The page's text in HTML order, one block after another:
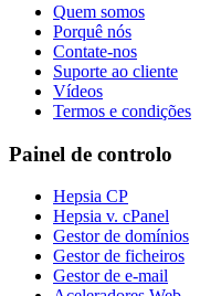
Quem somos
Porquê nós
Contate-nos
Suporte ao cliente
Vídeos
Termos e condições
Painel de controlo
Hepsia CP
Hepsia v. cPanel
Gestor de domínios
Gestor de ficheiros
Gestor de e-mail